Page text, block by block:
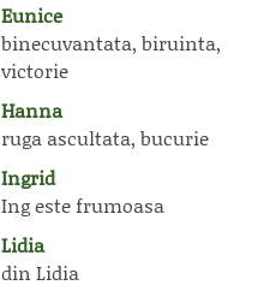
Eunice
binecuvantata, biruinta,
victorie
Hanna
ruga ascultata, bucurie
Ingrid
Ing este frumoasa
Lidia
din Lidia